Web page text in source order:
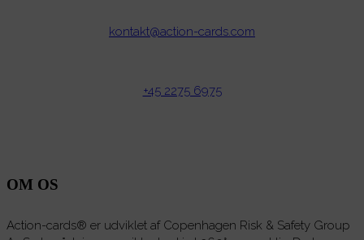
kontakt@action-cards.com
+45 2275 6975
OM OS
Action-cards® er udviklet af Copenhagen Risk & Safety Group